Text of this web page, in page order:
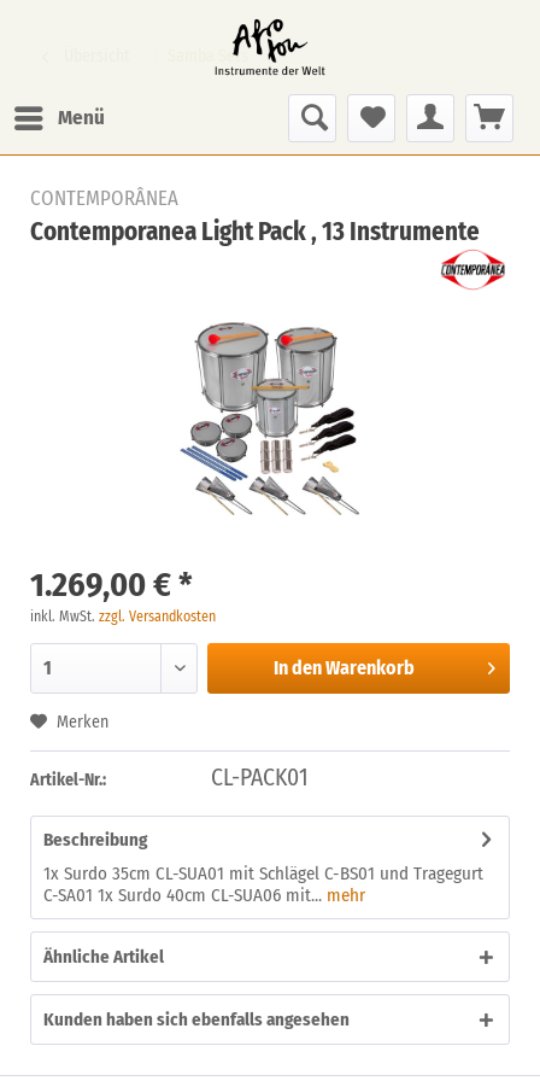
Menü
Samba Sets
CONTEMPORÂNEA
Contemporanea Light Pack , 13 Instrumente
1.269,00 € *
inkl. MwSt. zzgl. Versandkosten
In denWarenkorb
Merken
Artikel-Nr.: CL-PACK01
Beschreibung
1x Surdo 35cm CL-SUA01 mit Schlägel C-BS01 und Tragegurt
C-SA01 1x Surdo 40cm CL-SUA06 mit... mehr
Ähnliche Artikel
Kunden haben sich ebenfalls angesehen